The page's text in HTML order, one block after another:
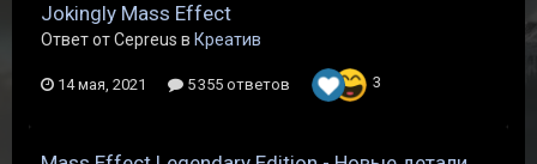
Jokingly Mass Effect
Ответ от Cepreus в Креатив
14 мая, 2021 5 355 ответов 3